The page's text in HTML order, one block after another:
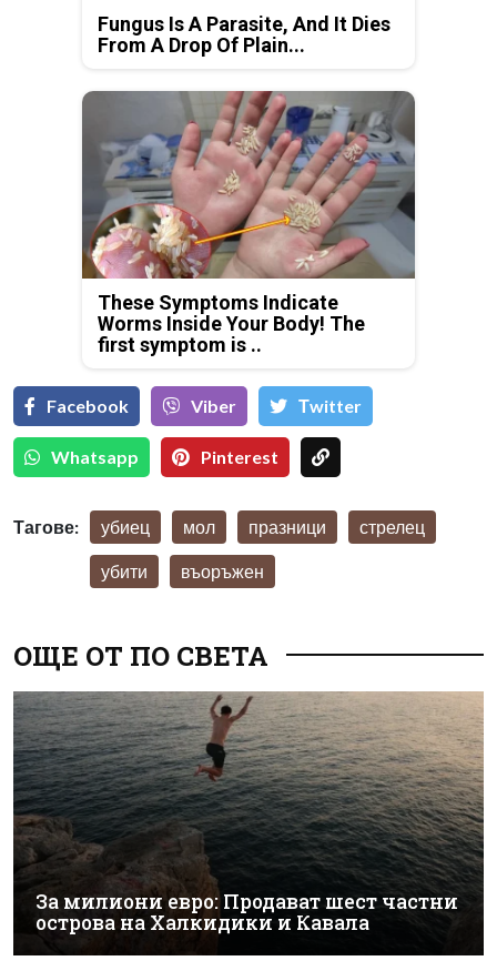
Fungus Is A Parasite, And It Dies
From A Drop Of Plain...
These Symptoms Indicate
Worms Inside Your Body! The
first symptom is ..
Facebook Viber Тwitter
Whatsapp Pinterest
Тагове: убиец мол празници стрелец
убити въоръжен
ОЩЕ ОТ ПО СВЕТА
За милиони евро: Продават шест частни
острова на Халкидики и Кавала